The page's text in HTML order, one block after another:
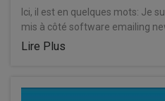
Ici, il est en quelques mots: Je
mis à côté software emailing
Lire Plus